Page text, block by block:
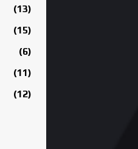
13
15
6
11
12